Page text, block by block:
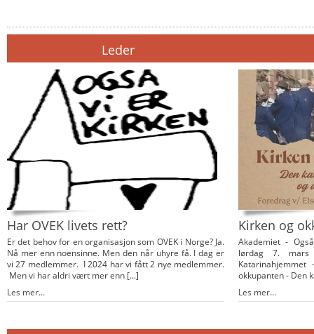
Leder
Har OVEK livets rett?
Er det behov for en organisasjon som OVEK i Norge? Ja.
Nå mer enn noensinne. Men den når uhyre få. I dag er
vi 27 medlemmer. I 2024 har vi fått 2 nye medlemmer.
Men vi har aldri vært mer enn [...]
Les mer...
Kirken og
Akademiet -
lørdag 7.
okkupanten - Den
Les mer...